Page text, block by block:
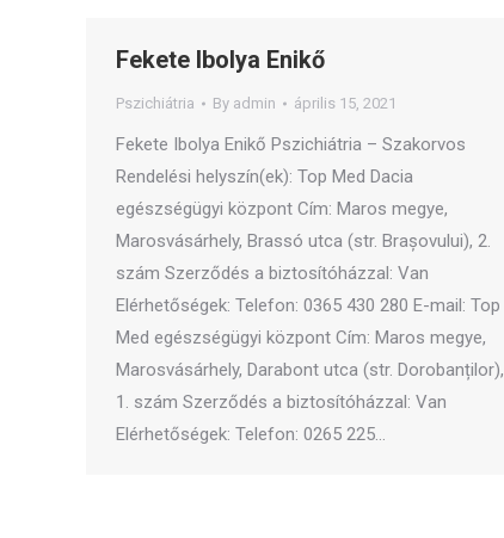
Fekete Ibolya Enikő
Pszichiátria By admin április 15, 2021
Fekete Ibolya Enikő Pszichiátria – Szakorvos
Rendelési helyszín(ek): Top Med Dacia
egészségügyi központ Cím: Maros megye,
Marosvásárhely, Brassó utca (str. Brașovului), 2.
szám Szerződés a biztosítóházzal: Van
Elérhetőségek: Telefon: 0365 430 280 E-mail: Top
Med egészségügyi központ Cím: Maros megye,
Marosvásárhely, Darabont utca (str. Dorobanților),
1. szám Szerződés a biztosítóházzal: Van
Elérhetőségek: Telefon: 0265 225…